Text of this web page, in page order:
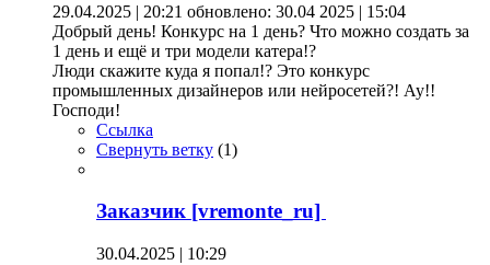
29.04.2025 | 20:21 обновлено: 30.04 2025 | 15:04
Добрый день! Конкурс на 1 день? Что можно создать за
1 день и ещё и три модели катера!?
Люди скажите куда я попал!? Это конкурс
промышленных дизайнеров или нейросетей?! Ау!!
Господи!
Ссылка
Свернуть ветку (1)
Заказчик [vremonte_ru]
30.04.2025 | 10:29